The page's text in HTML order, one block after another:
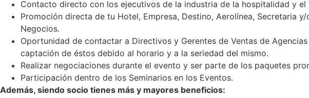
Contacto directo con los ejecutivos de la industria de la hospitalidad y el
Promoción directa de tu Hotel, Empresa, Destino, Aerolínea, Secretaria
Negocios.
Oportunidad de contactar a Directivos y Gerentes de Ventas de
captación de éstos debido al horario y a la seriedad del mismo.
Realizar negociaciones durante el evento y ser parte de los paquetes
Participación dentro de los Seminarios en los Eventos.
Además, siendo socio tienes más y mayores beneficios: